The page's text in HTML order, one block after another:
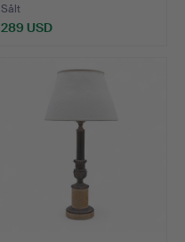
Sålt
289 USD